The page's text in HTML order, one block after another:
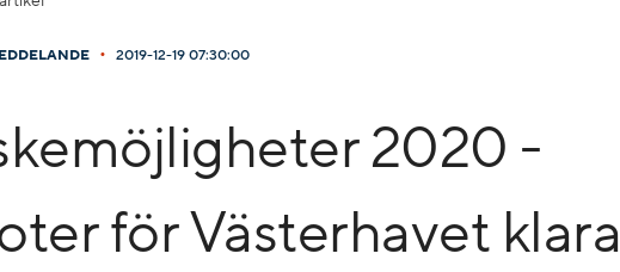
• 2019-12-19 07:30:00
2020 -
för Västerhavet klara